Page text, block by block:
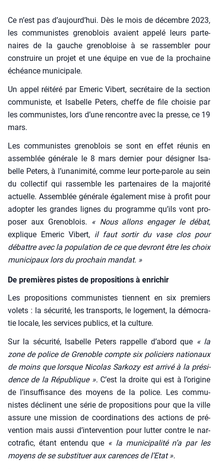
Ce n’est pas d’aujourd’hui. Dès le mois de décembre 2023,
les com­mu­nistes gre­no­blois avaient appe­lé leurs par­te­
naires de la gauche gre­no­bloise à se ras­sem­bler pour
construire un pro­jet et une équipe en vue de la pro­chaine
échéance muni­ci­pale.
Un appel réité­ré par Eme­ric Vibert, secré­taire de la sec­tion
com­mu­niste, et Isa­belle Peters, cheffe de file choi­sie par
les com­mu­nistes, lors d’une ren­contre avec la presse, ce 19
mars.
Les com­mu­nistes gre­no­blois se sont en effet réunis en
assem­blée géné­rale le 8 mars der­nier pour dési­gner Isa­
belle Peters, à l’unanimité, comme leur porte-parole au sein
du col­lec­tif qui ras­semble les par­te­naires de la majo­ri­té
actuelle. Assem­blée géné­rale éga­le­ment mise à pro­fit pour
adop­ter les grandes lignes du pro­gramme qu’ils vont pro­
po­ser aux Gre­no­blois.
« Nous allons enga­ger le débat,
explique Eme­ric Vibert, il faut sor­tir du vase clos pour
débattre avec la popu­la­tion de ce que devront être les choix
muni­ci­paux lors du pro­chain man­dat. »
De premières pistes de propositions à enrichir
Les pro­po­si­tions com­mu­nistes tiennent en six pre­miers
volets : la sécu­ri­té, les trans­ports, le loge­ment, la démo­cra­
tie locale, les ser­vices publics, et la culture.
Sur la sécu­ri­té, Isa­belle Peters rap­pelle d’abord que « la
zone de police de Gre­noble compte six poli­ciers natio­naux
de moins que lorsque Nico­las Sar­ko­zy est arri­vé à la pré­si­
dence de la Répu­blique ». C’est la droite qui est à l’origine
de l’insuffisance des moyens de la police. Les com­mu­
nistes déclinent une série de pro­po­si­tions pour que la ville
assure une mis­sion de coor­di­na­tions des actions de pré­
ven­tion mais aus­si d’intervention pour lut­ter contre le nar­
co­tra­fic, étant enten­du que « la muni­ci­pa­li­té n’a par les
moyens de se sub­sti­tuer aux carences de l’Etat ».